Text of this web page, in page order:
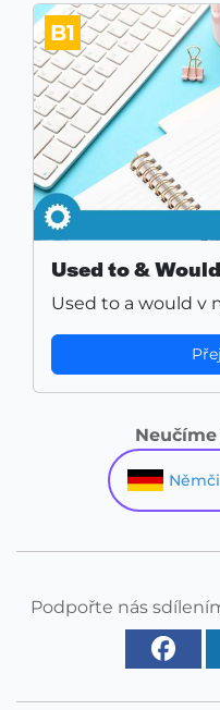
B1
Used to &
Used to a would v
Podpořte nás